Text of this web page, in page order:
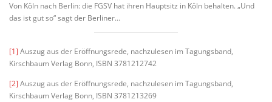
Von Köln nach Berlin: die FGSV hat ihren Hauptsitz in Köln behalten. „Und
das ist gut so“ sagt der Berliner…
[1] Auszug aus der Eröffnungsrede, nachzulesen im Tagungsband,
Kirschbaum Verlag Bonn, ISBN 3781212742
[2] Auszug aus der Eröffnungsrede, nachzulesen im Tagungsband,
Kirschbaum Verlag Bonn, ISBN 3781213269